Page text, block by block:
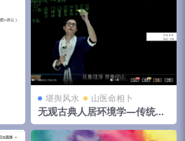
堪舆风水 山医命相卜
无观古典人居环境学—传统风
水的现代应用23集视频 百度云
下载！